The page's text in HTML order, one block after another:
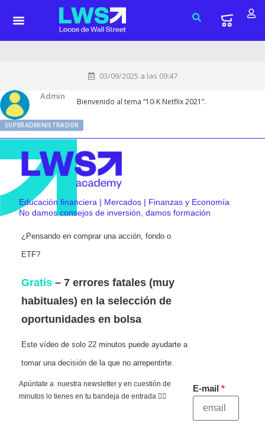
03/09/2025 a las 09:47
Admin
SUPERADMINISTRADOR
Bienvenido al tema “10-K Netflix 2021”.
Educación financiera | Mercados | Finanzas y Economía
No damos consejos de inversión, damos formación
¿Pensando en comprar una acción, fondo o
ETF?
Gratis – 7 errores fatales (muy
habituales) en la selección de
oportunidades en bolsa
Este vídeo de solo 22 minutos puede ayudarte a
tomar una decisión de la que no arrepentirte.
Apúntate a nuestra newsletter y en cuestión de
minutos lo tienes en tu bandeja de entrada 👇🏻
E-mail